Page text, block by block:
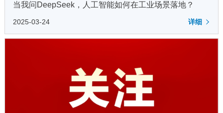
当我问DeepSeek，人工智能如何在工业场景落地？
2025-03-24 详细